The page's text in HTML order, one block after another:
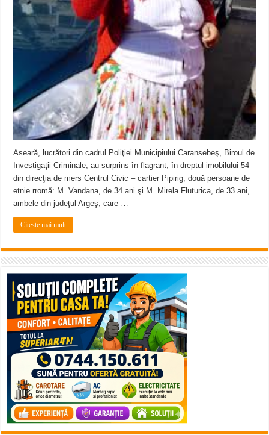
Aseară, lucrători din cadrul Poliţiei Municipiului Caransebeş, Biroul de
Investigaţii Criminale, au surprins în flagrant, în dreptul imobilului 54
din direcţia de mers Centrul Civic – cartier Pipirig, două persoane de
etnie rromă: M. Vandana, de 34 ani şi M. Mirela Fluturica, de 33 ani,
ambele din judeţul Argeş, care …
Citeste mai mult